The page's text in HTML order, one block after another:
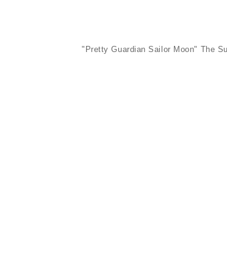
"Pretty Guardian Sailor Moon" The